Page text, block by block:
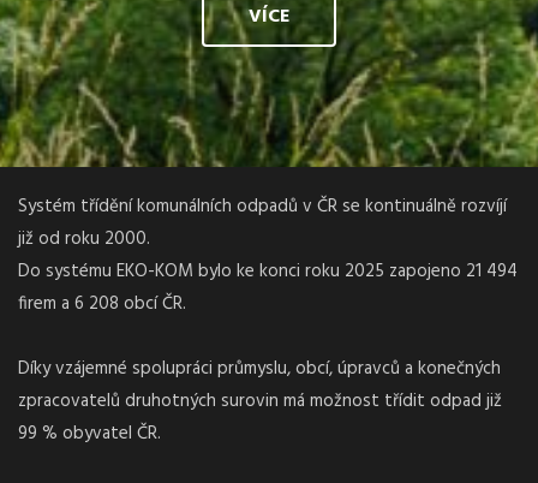
VÍCE
Systém třídění komunálních odpadů v ČR se kontinuálně rozvíjí
již od roku 2000.
Do systému EKO-KOM bylo ke konci roku 2025 zapojeno 21 494
firem a 6 208 obcí ČR.
Díky vzájemné spolupráci průmyslu, obcí, úpravců a konečných
zpracovatelů druhotných surovin má možnost třídit odpad již
99 % obyvatel ČR.